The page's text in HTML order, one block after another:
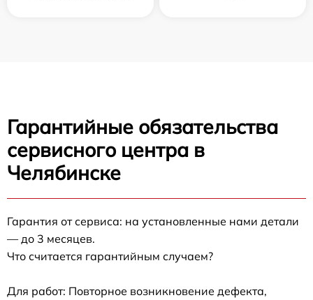
Гарантийные обязательства
сервисного центра в
Челябинске
Гарантия от сервиса: на установленные нами детали
— до 3 месяцев.
Что считается гарантийным случаем?
Для работ: Повторное возникновение дефекта,